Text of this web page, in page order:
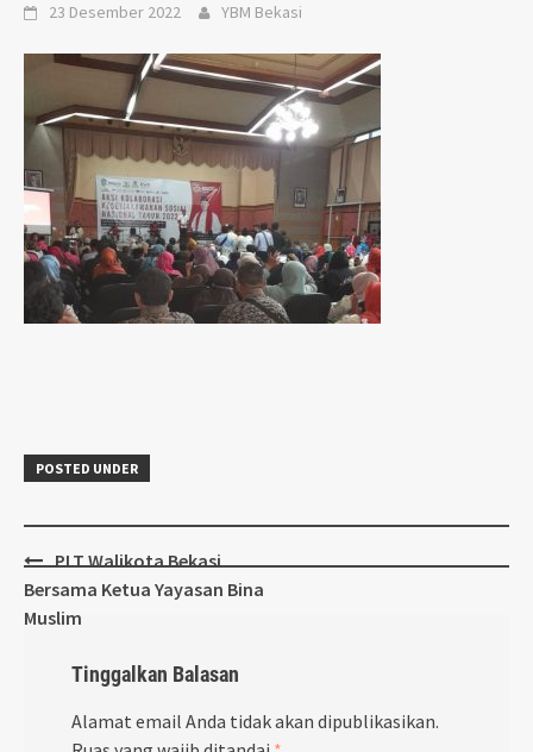
23 Desember 2022 YBM Bekasi
POSTED UNDER
Post
navigation
PLT Walikota Bekasi
Bersama Ketua Yayasan Bina
Muslim
Tinggalkan Balasan
Alamat email Anda tidak akan dipublikasikan.